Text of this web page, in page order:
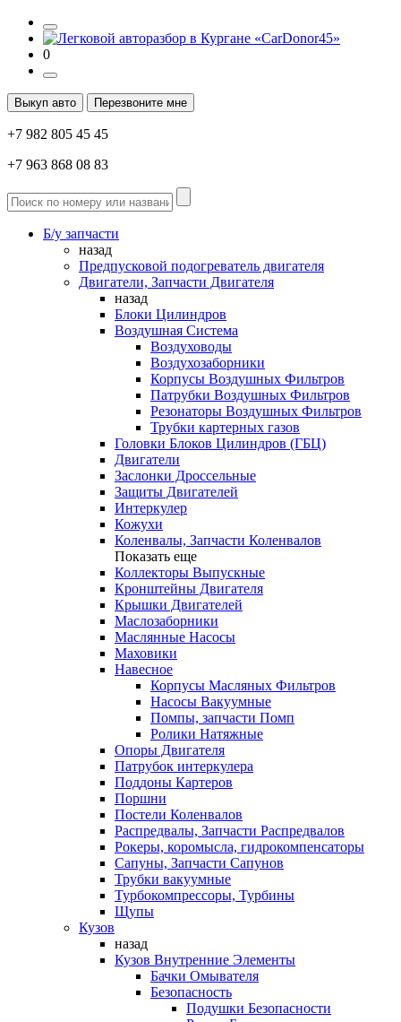
0
Выкуп авто Перезвоните мне
+7 982 805 45 45
+7 963 868 08 83
Б/у запчасти
назад
Предпусковой подогреватель двигателя
Двигатели, Запчасти Двигателя
назад
Блоки Цилиндров
Воздушная Система
Воздуховоды
Воздухозаборники
Корпусы Воздушных Фильтров
Патрубки Воздушных Фильтров
Резонаторы Воздушных Фильтров
Трубки картерных газов
Головки Блоков Цилиндров (ГБЦ)
Двигатели
Заслонки Дроссельные
Защиты Двигателей
Интеркулер
Кожухи
Коленвалы, Запчасти Коленвалов
Показать еще
Коллекторы Выпускные
Кронштейны Двигателя
Крышки Двигателей
Маслозаборники
Маслянные Насосы
Маховики
Навесное
Корпусы Масляных Фильтров
Насосы Вакуумные
Помпы, запчасти Помп
Ролики Натяжные
Опоры Двигателя
Патрубок интеркулера
Поддоны Картеров
Поршни
Постели Коленвалов
Распредвалы, Запчасти Распредвалов
Рокеры, коромысла, гидрокомпенсаторы
Сапуны, Запчасти Сапунов
Трубки вакуумные
Турбокомпрессоры, Турбины
Щупы
Кузов
назад
Кузов Внутренние Элементы
Бачки Омывателя
Безопасность
Подушки Безопасности